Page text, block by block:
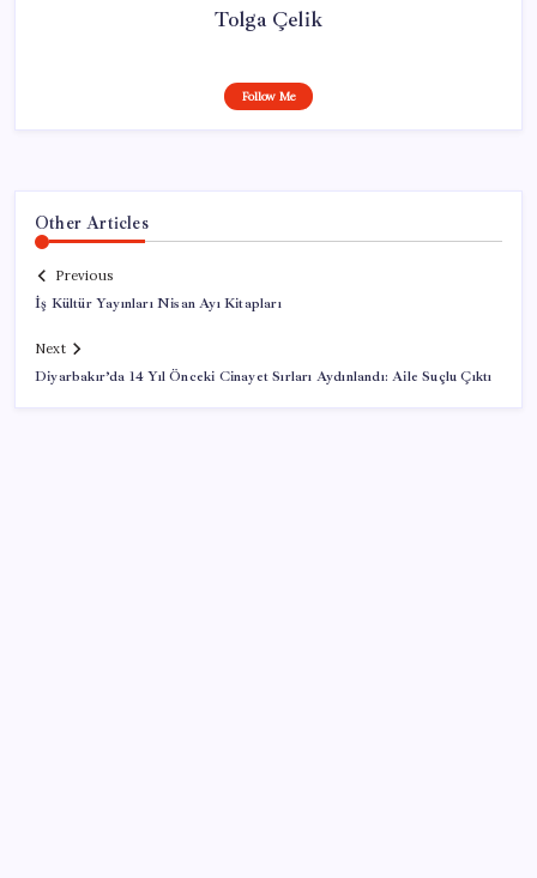
Tolga Çelik
Follow Me
Other Articles
Previous
İş Kültür Yayınları Nisan Ayı Kitapları
Next
Diyarbakır’da 14 Yıl Önceki Cinayet Sırları Aydınlandı: Aile Suçlu Çıktı